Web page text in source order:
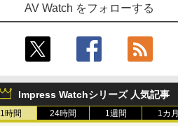
AV Watch をフォローする
Impress Watchシリーズ 人気記事
1時間 24時間 1週間 1カ月